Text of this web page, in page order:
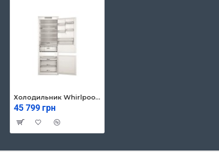
Холодильник Whirlpool WHSP70T121
45 799 грн